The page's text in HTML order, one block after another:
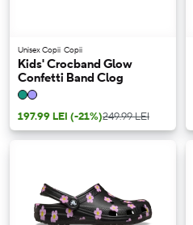
Unisex Copii Copii
Kids' Crocband Glow
Confetti Band Clog
197.99 LEI (-21%)249.99 LEI